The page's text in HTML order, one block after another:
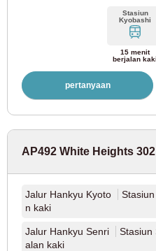
Stasiun
Kyobashi
15 menit
berjalan kaki
pertanyaan
AP492 White Heights 302
Jalur Hankyu Kyoto
n kaki
Jalur Hankyu Senri
alan kaki
JR Timur
JR Jepang Barat
JR Kyoto Line (14)
Kereta Listrik Keihan